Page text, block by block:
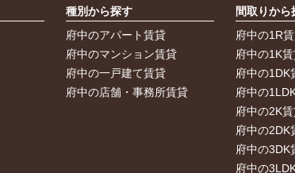
種別から探す
府中のアパート賃貸
府中のマンション賃貸
府中の一戸建て賃貸
府中の店舗・事務所賃貸
間取りから
府中の1R
府中の1K
府中の1DK
府中の
府中の2K
府中の2DK
府中の3DK
府中の